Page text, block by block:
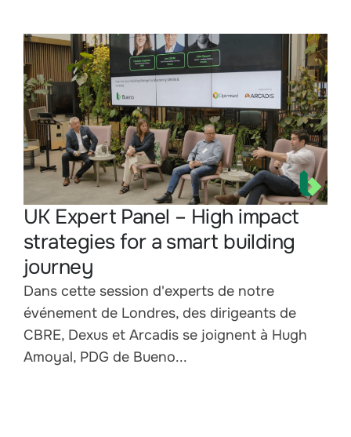
UK Expert Panel – High impact
strategies for a smart building
journey
Dans cette session d'experts de notre
événement de Londres, des dirigeants de
CBRE, Dexus et Arcadis se joignent à Hugh
Amoyal, PDG de Bueno...